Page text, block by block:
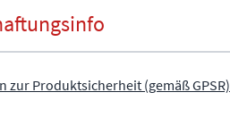
zur Produktsicherheit (gemäß GPSR)